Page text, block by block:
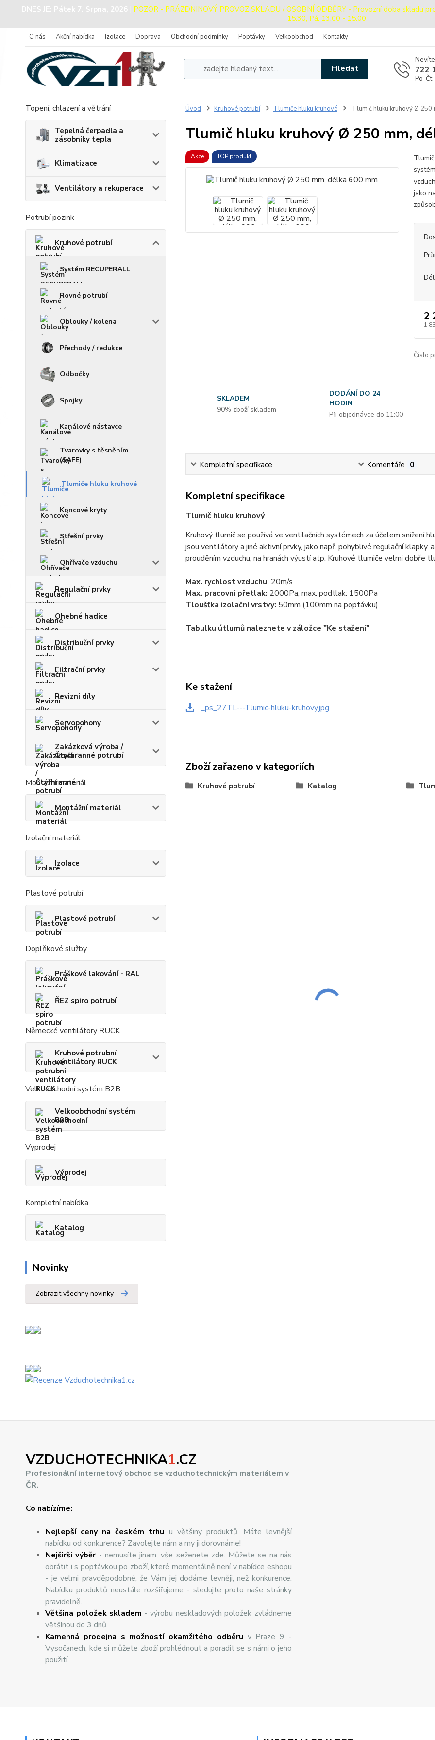
DNES JE: Pátek 7. Srpna, 2026 | POZOR - PRÁZDNINOVÝ PROVOZ SKLADU / OSOBNÍ ODBĚRY - Provozní doba skladu
15:30, Pá: 13:00 - 15:00
O nás Akční nabídka Izolace Doprava Obchodní podmínky Poptávky Velkoobchod Kontakty
Hledat 722
Po-
Topení, chlazení a větrání
Tepelná čerpadla a
zásobníky tepla
Klimatizace
Ventilátory a rekuperace
Potrubí pozink
Kruhové potrubí
Systém RECUPERALL
Rovné potrubí
Oblouky / kolena
Přechody / redukce
Odbočky
Spojky
Kanálové nástavce
Tvarovky s těsněním
(SAFE)
Tlumiče hluku kruhové
Koncové kryty
Střešní prvky
Ohřívače vzduchu
Regulační prvky
Ohebné hadice
Distribuční prvky
Filtrační prvky
Revizní díly
Servopohony
Zakázková výroba /
Čtyřhranné potrubí
Montážní materiál
Montážní materiál
Izolační materiál
Izolace
Plastové potrubí
Plastové potrubí
Doplňkové služby
Práškové lakování - RAL
ŘEZ spiro potrubí
Německé ventilátory RUCK
Kruhové potrubní
ventilátory RUCK
Velkoobchodní systém B2B
Velkoobchodní systém
B2B
Výprodej
Výprodej
Kompletní nabídka
Katalog
Novinky
Zobrazit všechny novinky
Úvod Kruhové potrubí Tlumiče hluku kruhové Tlumič hluku kruhový Ø 250
Tlumič hluku kruhový Ø 250 mm,
Akce TOP produkt
jako
2
1
Číslo
SKLADEM
90% zboží skladem
DODÁNÍ DO 24
HODIN
Při objednávce do 11:00
Kompletní specifikace Komentáře 0
Kompletní specifikace
Tlumič hluku kruhový
Kruhový tlumič se používá ve ventilačních systémech za účelem snížení
jsou ventilátory a jiné aktivní prvky, jako např. pohyblivé regulační
prouděním vzduchu, na hranách výustí atp. Kruhové tlumiče velmi dobře
Max. rychlost vzduchu: 20m/s
Max. pracovní přetlak: 2000Pa, max. podtlak: 1500Pa
Tloušťka izolační vrstvy: 50mm (100mm na poptávku)
Tabulku útlumů naleznete v záložce "Ke stažení"
Ke stažení
_ps_27TL---Tlumic-hluku-kruhovy.jpg
Zboží zařazeno v kategoriích
Kruhové potrubí Katalog
VZDUCHOTECHNIKA1.CZ
Profesionální internetový obchod se vzduchotechnickým materiálem v
ČR.
Co nabízíme:
Nejlepší ceny na českém trhu u většiny produktů. Máte levnější
nabídku od konkurence? Zavolejte nám a my ji dorovnáme!
Nejširšívýběr- nemusíte jinam, vše seženete zde. Můžete se na nás
obrátit i s poptávkou po zboží, které momentálně není v nabídce eshopu
- je velmi pravděpodobné, že Vám jej dodáme levněji, než konkurence.
Nabídku produktů neustále rozšiřujeme - sledujte proto naše stránky
pravidelně.
Většina položek skladem - výrobu neskladových položek zvládneme
většinou do 3 dnů.
Kamenná prodejna s možností okamžitého odběru v Praze 9 -
Vysočanech, kde si můžete zboží prohlédnout a poradit se s námi o jeho
použití.